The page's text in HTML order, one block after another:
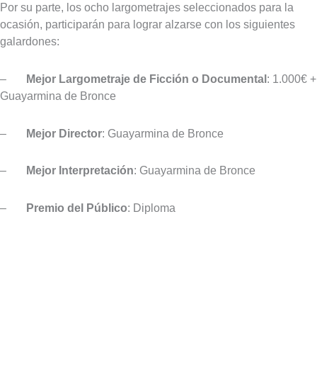
Por su parte, los ocho largometrajes seleccionados para la
ocasión, participarán para lograr alzarse con los siguientes
galardones:
– Mejor Largometraje de Ficción o Documental: 1.000€ +
Guayarmina de Bronce
– Mejor Director: Guayarmina de Bronce
– Mejor Interpretación: Guayarmina de Bronce
– Premio del Público: Diploma